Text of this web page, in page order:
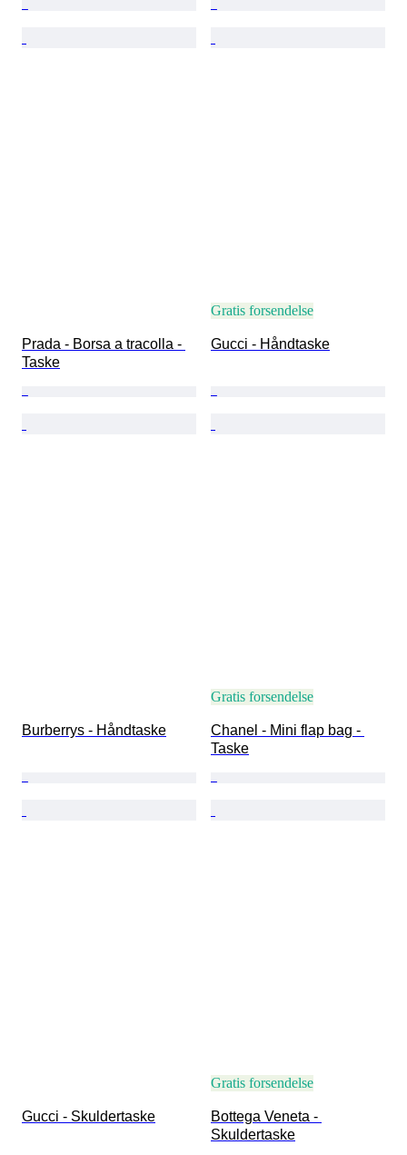
Prada - Borsa a tracolla -
Taske
Gratis forsendelse
Gucci - Håndtaske
Burberrys - Håndtaske
Gratis forsendelse
Chanel - Mini flap bag -
Taske
Gucci - Skuldertaske
Gratis forsendelse
Bottega Veneta -
Skuldertaske